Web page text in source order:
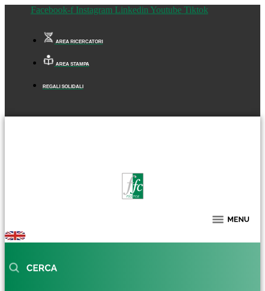
Facebook-f Instagram Linkedin Youtube Tiktok
AREA RICERCATORI
AREA STAMPA
REGALI SOLIDALI